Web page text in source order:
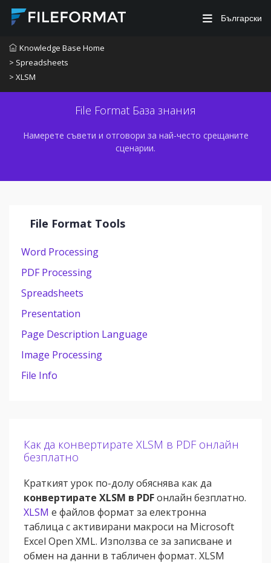
Български
Knowledge Base Home
> Spreadsheets
> XLSM
File Format База знания
Намерете съвети и отговори за най-често срещаните
сценарии.
File Format Tools
Word Processing
PDF Processing
Spreadsheets
Presentation
Page Description Language
Image Processing
File Info
Как да конвертирате XLSM в PDF онлайн
безплатно
Краткият урок по-долу обяснява как да
конвертирате XLSM в PDFонлайн безплатно.
XLSM е файлов формат за електронна
таблица с активирани макроси на Microsoft
Excel Open XML. Използва се за записване и
обмен на данни в табличен формат. XLSM